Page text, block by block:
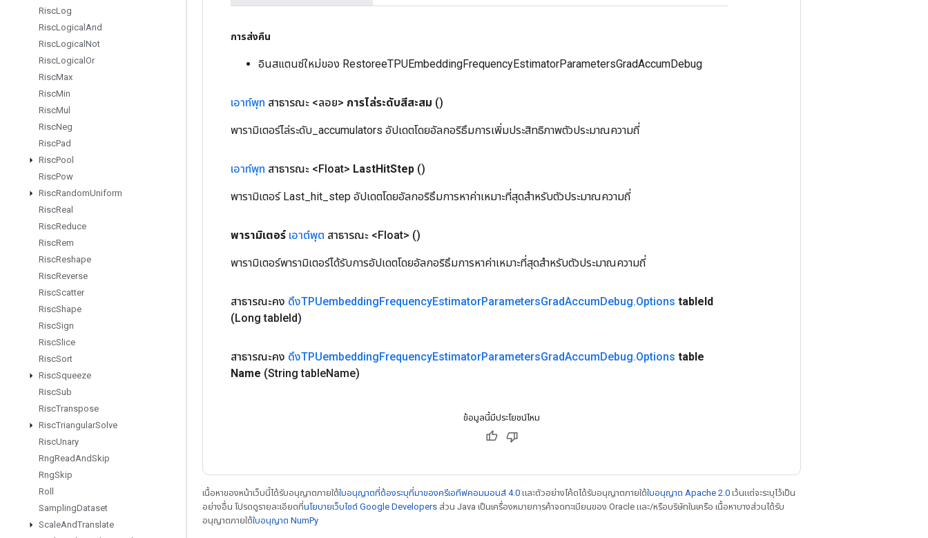
RiscLog
RiscLogical And
RiscLogical Not
RiscLogical Or
RiscMax
RiscMin
RiscMul
RiscNeg
RiscPad
RiscPool
RiscPow
RiscRandomUniform
RiscReal
RiscReduce
RiscRem
RiscReshape
RiscReverse
RiscScatter
RiscShape
RiscSign
RiscSlice
RiscSort
RiscSqueeze
RiscSub
RiscTranspose
RiscTriangularSolve
RiscUnary
RngReadAndSkip
RngSkip
Roll
SamplingDataset
ScaleAndTranslate
การส่งคืน
อินสแตนซ์ใหม่ของ RestoreeTPUEmbeddingFrequencyEstimatorParametersGradAccumDebug
เอาท์พุท สาธารณะ <ลอย> การไล่ระดับสีสะสม ()
พารามิเตอร์ไล่ระดับ_accumulators อัปเดตโดยอัลกอริธึมการเพิ่มประสิทธิภาพตัวประมาณความถี่
เอาท์พุท สาธารณะ <Float> LastHitStep ()
พารามิเตอร์ Last_hit_step อัปเดตโดยอัลกอริธึมการหาค่าเหมาะที่สุดสำหรับตัวประมาณความถี่
พารามิเตอร์ เอาต์พุต สาธารณะ <Float> ()
พารามิเตอร์พารามิเตอร์ได้รับการอัปเดตโดยอัลกอริธึมการหาค่าเหมาะที่สุดสำหรับตัวประมาณความถี่
สาธารณะคง ดึงTPUembeddingFrequencyEstimatorParametersGradAccumDebug.Options tableId
(Long tableId)
สาธารณะคง ดึงTPUembeddingFrequencyEstimatorParametersGradAccumDebug.Options table
Name (String tableName)
ข้อมูลนี้มีประโยชน์ไหม
เนื้อหาของหน้าเว็บนี้ได้รับอนุญาตภายใต้ใบอนุญาตที่ต้องระบุที่มาของครีเอทีฟคอมมอนส์ 4.0 และตัวอย่างโค้ดได้รับอนุญาตภายใต้ใบอนุญาต Apache 2.0 เว้นแต่จะระบุไว้เป็น
อย่างอื่น โปรดดูรายละเอียดที่นโยบายเว็บไซต์ Google Developers ส่วน Java เป็นเครื่องหมายการค้าจดทะเบียนของ Oracle และ/หรือบริษัทในเครือ เนื้อหาบางส่วนได้รับ
อนุญาตภายใต้ใบอนุญาต NumPy